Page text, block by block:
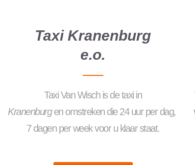
Taxi Kranenburg
e.o.
Taxi Van Wisch is de taxi in
Kranenburg en omstreken die 24 uur per dag,
7 dagen per week voor u klaar staat.